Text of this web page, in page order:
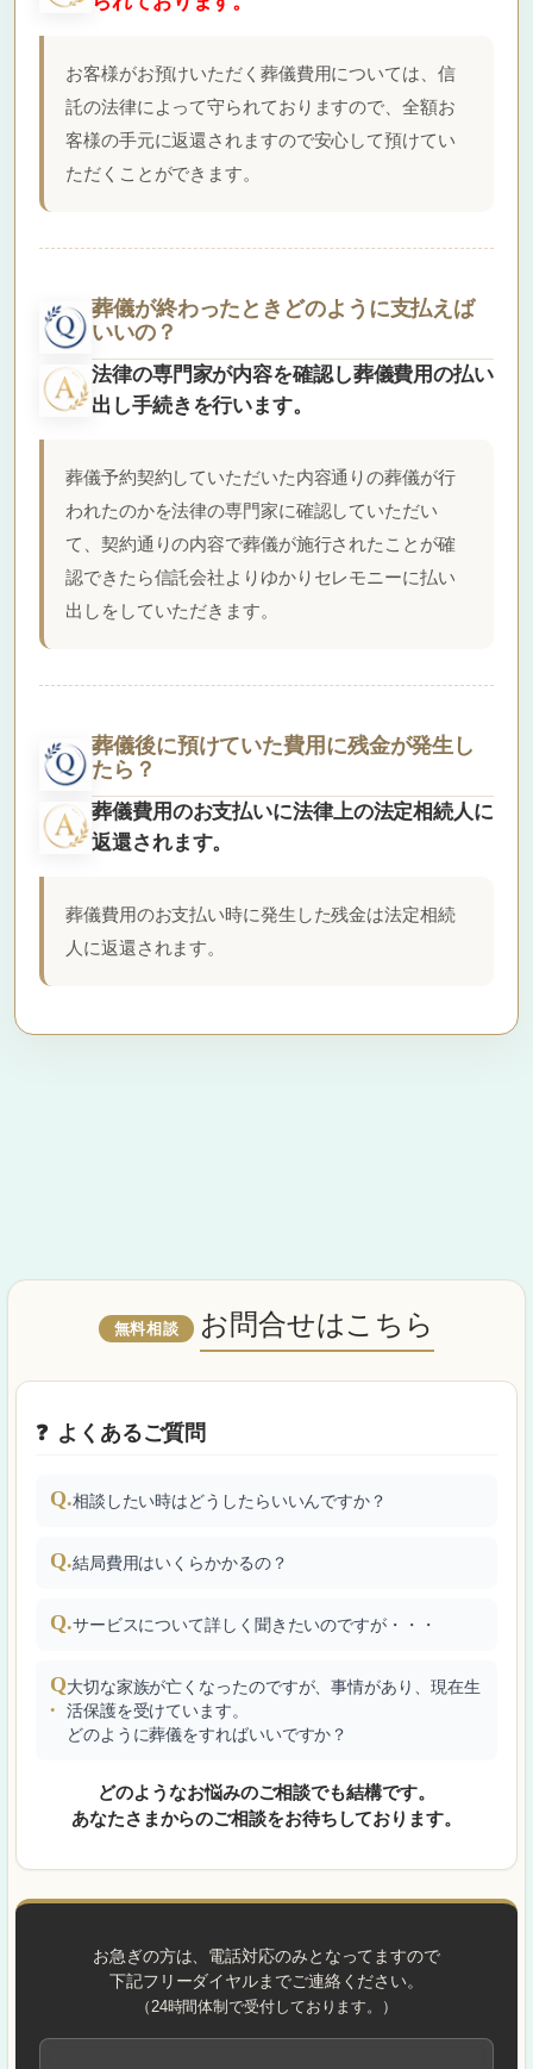
お客様がお預けいただく葬儀費用については、信
託の法律によって守られておりますので、全額お
客様の手元に返還されますので安心して預けてい
ただくことができます。
葬儀が終わったときどのように支払えば
いいの？
法律の専門家が内容を確認し葬儀費用の払い
出し手続きを行います。
葬儀予約契約していただいた内容通りの葬儀が行
われたのかを法律の専門家に確認していただい
て、契約通りの内容で葬儀が施行されたことが確
認できたら信託会社よりゆかりセレモニーに払い
出しをしていただきます。
葬儀後に預けていた費用に残金が発生し
たら？
葬儀費用のお支払いに法律上の法定相続人に
返還されます。
葬儀費用のお支払い時に発生した残金は法定相続
人に返還されます。
無料相談 お問合せはこちら
よくあるご質問
Q.相談したい時はどうしたらいいんですか？
Q.結局費用はいくらかかるの？
Q.サービスについて詳しく聞きたいのですが・・・
Q
.
大切な家族が亡くなったのですが、事情があり、現在生
活保護を受けています。
どのように葬儀をすればいいですか？
どのようなお悩みのご相談でも結構です。
あなたさまからのご相談をお待ちしております。
お急ぎの方は、電話対応のみとなってますので
下記フリーダイヤルまでご連絡ください。
（24時間体制で受付しております。）